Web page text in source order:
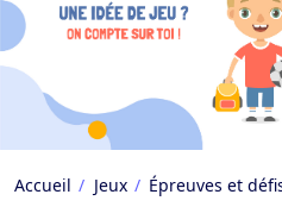
Accueil Jeux Épreuves et